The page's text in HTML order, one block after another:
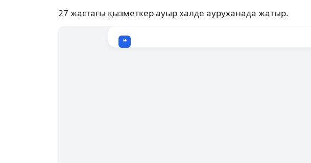
27 жастағы қызметкер ауыр халде ауруханада жатыр.